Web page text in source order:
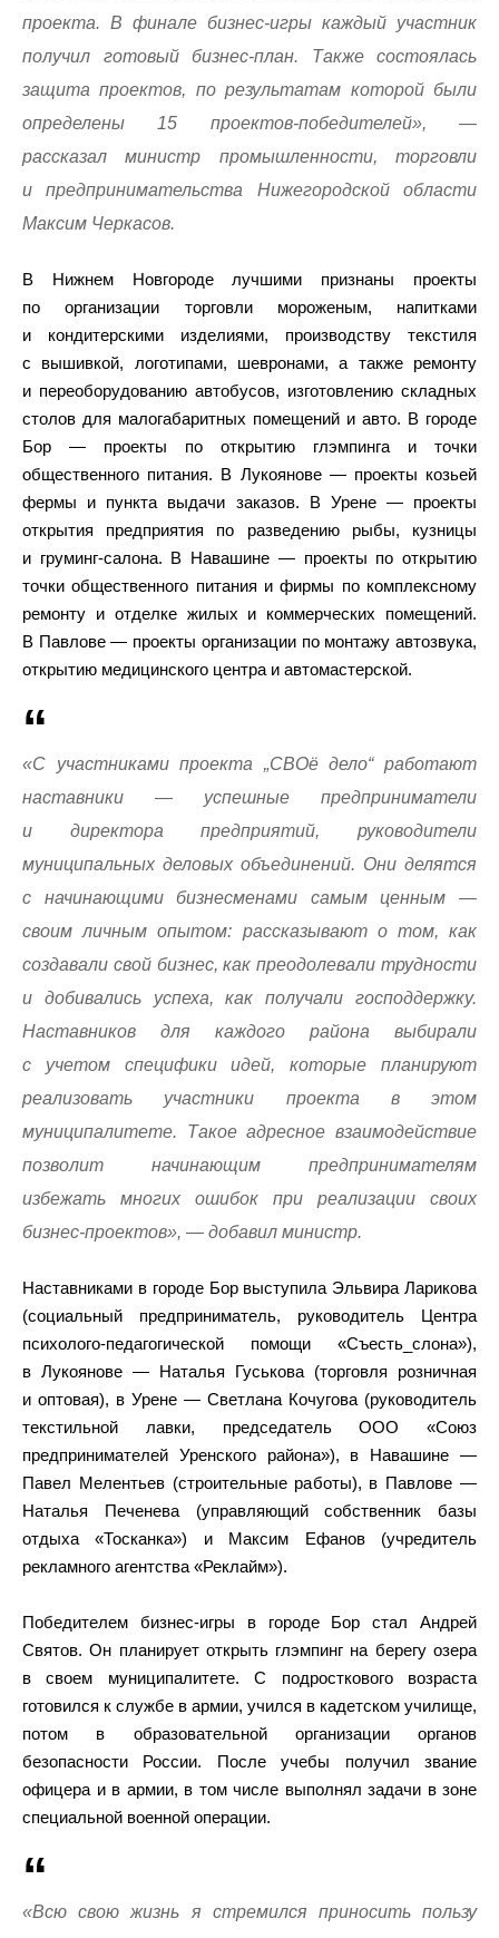
проекта. В финале бизнес-игры каждый участник
получил готовый бизнес-план. Также состоялась
защита проектов, по результатам которой были
определены 15 проектов-победителей», —
рассказал министр промышленности, торговли
и предпринимательства Нижегородской области
Максим Черкасов.
В Нижнем Новгороде лучшими признаны проекты
по организации торговли мороженым, напитками
и кондитерскими изделиями, производству текстиля
с вышивкой, логотипами, шевронами, а также ремонту
и переоборудованию автобусов, изготовлению складных
столов для малогабаритных помещений и авто. В городе
Бор — проекты по открытию глэмпинга и точки
общественного питания. В Лукоянове — проекты козьей
фермы и пункта выдачи заказов. В Урене — проекты
открытия предприятия по разведению рыбы, кузницы
и груминг-салона. В Навашине — проекты по открытию
точки общественного питания и фирмы по комплексному
ремонту и отделке жилых и коммерческих помещений.
В Павлове — проекты организации по монтажу автозвука,
открытию медицинского центра и автомастерской.
«С участниками проекта „СВОё дело“ работают
наставники — успешные предприниматели
и директора предприятий, руководители
муниципальных деловых объединений. Они делятся
с начинающими бизнесменами самым ценным —
своим личным опытом: рассказывают о том, как
создавали свой бизнес, как преодолевали трудности
и добивались успеха, как получали господдержку.
Наставников для каждого района выбирали
с учетом специфики идей, которые планируют
реализовать участники проекта в этом
муниципалитете. Такое адресное взаимодействие
позволит начинающим предпринимателям
избежать многих ошибок при реализации своих
бизнес-проектов», — добавил министр.
Наставниками в городе Бор выступила Эльвира Ларикова
(социальный предприниматель, руководитель Центра
психолого-педагогической помощи «Съесть_слона»),
в Лукоянове — Наталья Гуськова (торговля розничная
и оптовая), в Урене — Светлана Кочугова (руководитель
текстильной лавки, председатель ООО «Союз
предпринимателей Уренского района»), в Навашине —
Павел Мелентьев (строительные работы), в Павлове —
Наталья Печенева (управляющий собственник базы
отдыха «Тосканка») и Максим Ефанов (учредитель
рекламного агентства «Реклайм»).
Победителем бизнес-игры в городе Бор стал Андрей
Святов. Он планирует открыть глэмпинг на берегу озера
в своем муниципалитете. С подросткового возраста
готовился к службе в армии, учился в кадетском училище,
потом в образовательной организации органов
безопасности России. После учебы получил звание
офицера и в армии, в том числе выполнял задачи в зоне
специальной военной операции.
«Всю свою жизнь я стремился приносить пользу